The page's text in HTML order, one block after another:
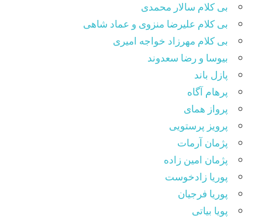
بی کلام سالار محمدی
بی کلام علیرضا منزوی و عماد شاهی
بی کلام مهرزاد خواجه امیری
بیوسا و رضا سعدوند
پازل باند
پرهام آگاه
پرواز همای
پرویز پرستویی
پژمان آرمات
پژمان امین زاده
پوریا زادخوست
پوریا فرجیان
پویا بیاتی